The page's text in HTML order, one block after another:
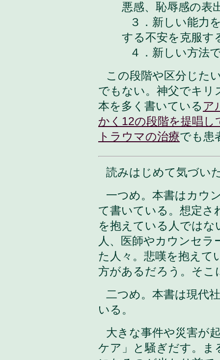
悪感、恥辱感の表
３．新しい能力
する不安を克服す
４．新しい方法
この段階や区分じた
でもない。神父でキリ
本を多く書いている ア
かく12の段階を提唱し
トラウマの治療でも患
読みはじめて気づい
一つめ。本書はカウ
て書いている。想定さ
を抱えている人では
人、医師やカウンセ
た人々。悲嘆を抱えて
方があるだろう。そこ
二つめ。本書は現代
いる。
大きな事件や災害が
ケア」と騒ぎだす。ま